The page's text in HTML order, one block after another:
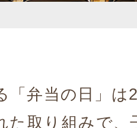
「弁当の日」は
た取り組みで、